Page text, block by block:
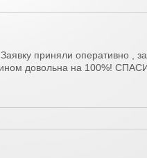
приняли оперативно ,
довольна на 100%!